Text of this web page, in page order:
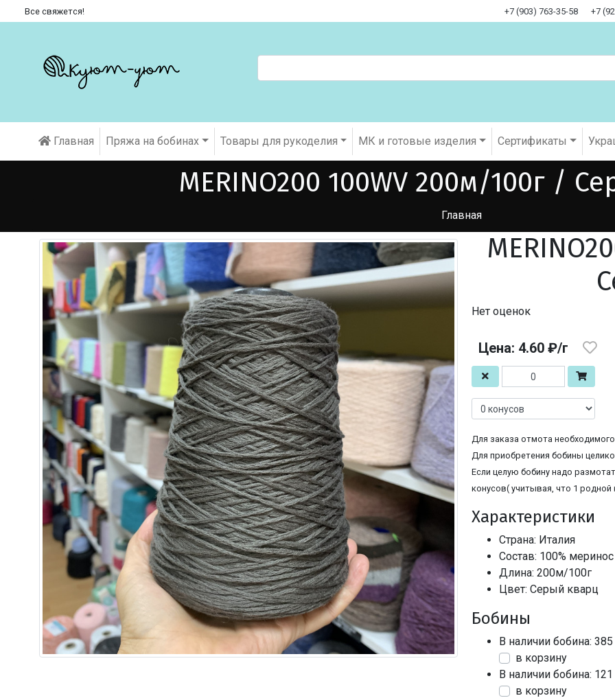
Все свяжется! +7 (903) 763-35-58 +7
Главная Пряжа на бобинах Товары для рукоделия МК и готовые изделия Cертификаты
MERINO200 100WV 200м/100г /
Главная
Нет оценок
Цена: 4.60 ₽/г
Для заказа отмота
Для приобретения бобины
Если целую бобину надо
конусов( учитывая, что 1 родной
Характеристики
Страна: Италия
Состав: 100% меринос
Длина: 200м/100г
Цвет: Серый кварц
Бобины
В наличии бобина: 385
в корзину
В наличии бобина: 121
в корзину